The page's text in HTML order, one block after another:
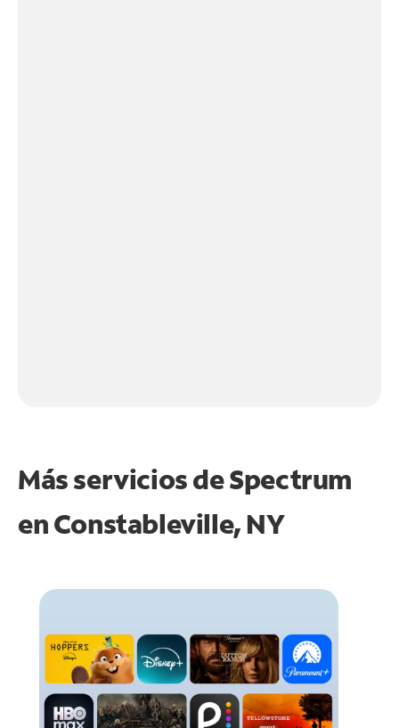
Más servicios de Spectrum
enConstableville, NY